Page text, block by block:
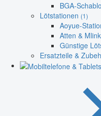
BGA-
Lötstationen (1)
Aoyue-
Atten &
Günstige
Ersatzteile &